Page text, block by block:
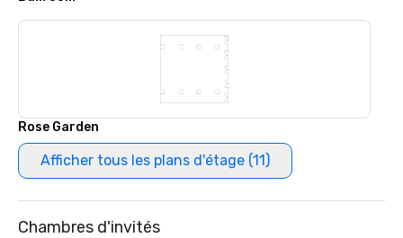
Rose Garden
Afficher tous les plans d'étage (11)
Chambres d'invités